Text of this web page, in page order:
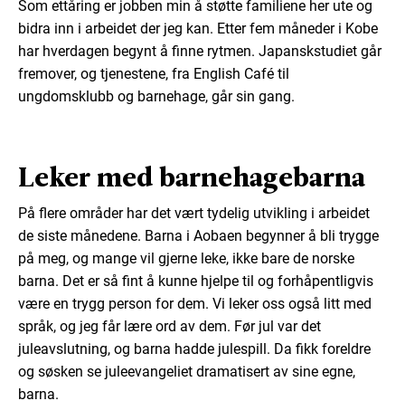
Som ettåring er jobben min å støtte familiene her ute og
bidra inn i arbeidet der jeg kan. Etter fem måneder i Kobe
har hverdagen begynt å finne rytmen. Japanskstudiet går
fremover, og tjenestene, fra English Café til
ungdomsklubb og barnehage, går sin gang.
Leker med barnehagebarna
På flere områder har det vært tydelig utvikling i arbeidet
de siste månedene. Barna i Aobaen begynner å bli trygge
på meg, og mange vil gjerne leke, ikke bare de norske
barna. Det er så fint å kunne hjelpe til og forhåpentligvis
være en trygg person for dem. Vi leker oss også litt med
språk, og jeg får lære ord av dem. Før jul var det
juleavslutning, og barna hadde julespill. Da fikk foreldre
og søsken se juleevangeliet dramatisert av sine egne,
barna.